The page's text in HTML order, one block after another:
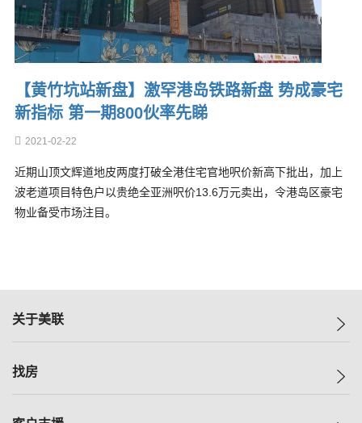
【黄竹坑站新盘】激罕港岛铁路新盘 势成豪宅
新指标 ​第一期800伙率先睇
2021-02-22
近期山顶文辉道地皮两度打破全港住宅官地呎价新高下批出，加上
波老道项目特色户以贵绝全亚洲呎价13.6万元卖出，令港岛区豪宅
物业备受市场注目。
关于美联
美联集团
找房
一手新房